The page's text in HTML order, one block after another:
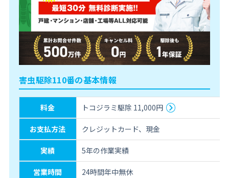
害虫駆除110番の基本情報
料金 トコジラミ駆除 11,000円
お支払方法 クレジットカード、現金
実績 5年の作業実績
営業時間 24時間年中無休